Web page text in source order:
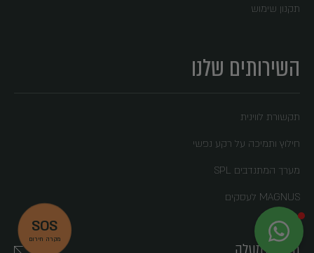
SOS
מקרה חירום
תקנון שימוש
השירותים שלנו
תקשורת לווינית
חילוץ ותמיכה על רקע נפשי
מערך המתנדבים SPL
MAGNUS לעסקים
לא לוקחים סיכון, לוקחים MAGNUS